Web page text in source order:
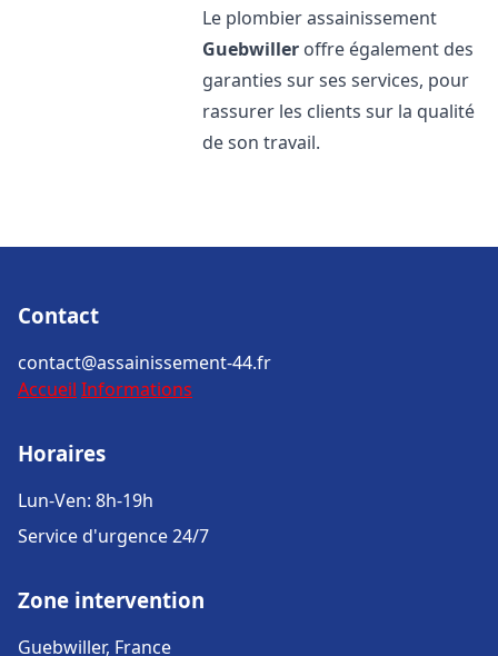
Le plombier assainissement
Guebwiller offre également des
garanties sur ses services, pour
rassurer les clients sur la qualité
de son travail.
Contact
contact@assainissement-44.fr
Accueil Informations
Horaires
Lun-Ven: 8h-19h
Service d'urgence 24/7
Zone intervention
Guebwiller, France